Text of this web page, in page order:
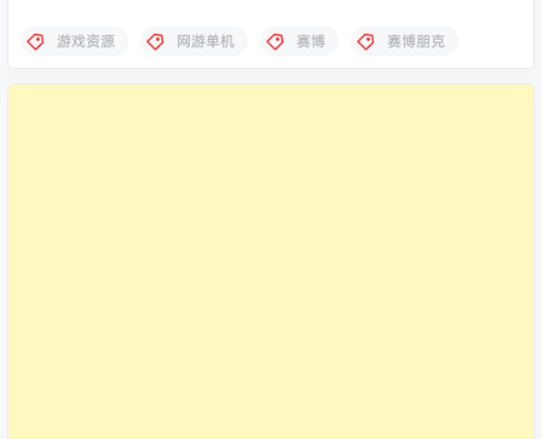
游戏资源 网游单机 赛博 赛博朋克